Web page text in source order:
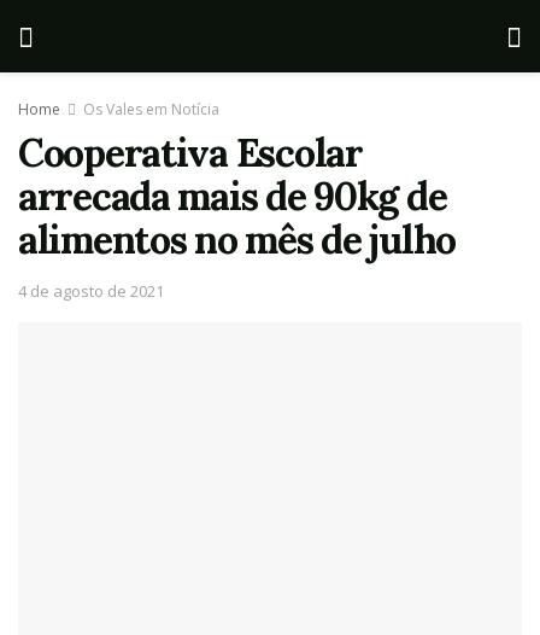
Home Os Vales em Notícia
Cooperativa Escolar
arrecada mais de 90kg de
alimentos no mês de julho
4 de agosto de 2021